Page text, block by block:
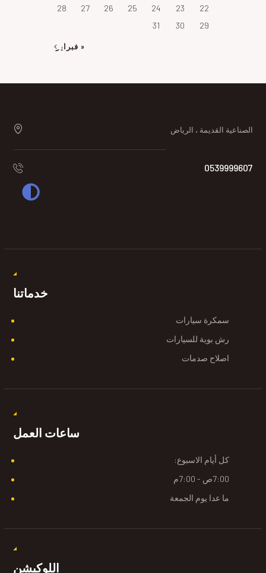
22
23
24
25
26
27
28
29
30
31
« فبراير
الصناعية القديمة ، الرياض
0539999607
خدماتنا
سمكرة سيارات
رش بوية للسيارات
اصلاح صدمات
ساعات العمل
كل أيام الاسبوع:
7:00ص - 7:00م
ما عدا يوم الجمعة
اللوكيشن